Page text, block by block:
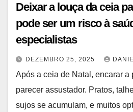
Deixar a louça da ceia
pode ser um risco à
especialistas
DEZEMBRO 25, 2025
Após a ceia de Natal, encarar a
parecer assustador. Pratos,
sujos se acumulam, e muitos